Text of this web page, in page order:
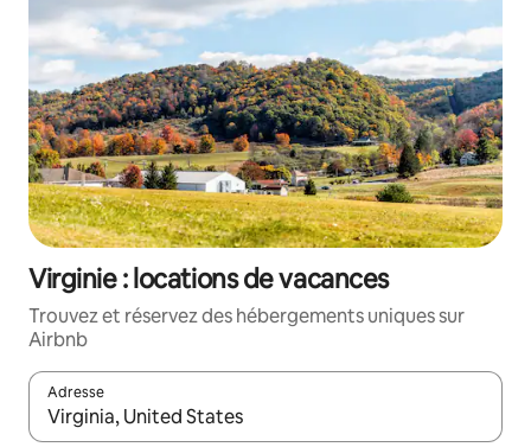
Virginie : locations de vacances
Trouvez et réservez des hébergements uniques sur
Airbnb
Adresse
Lorsque les résultats s'affichent, utilisez les flèches vers le